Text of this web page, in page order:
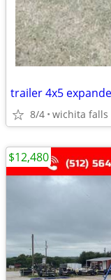
trailer 4x5
8/4 wichita falls
$12,480